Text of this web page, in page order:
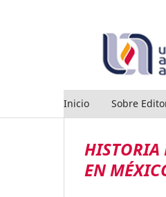
Inicio Sobre
HISTORIA
EN